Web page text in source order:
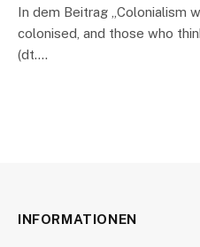
In dem Beitrag „Colonialism
colonised, and those who
(dt.…
INFORMATIONEN